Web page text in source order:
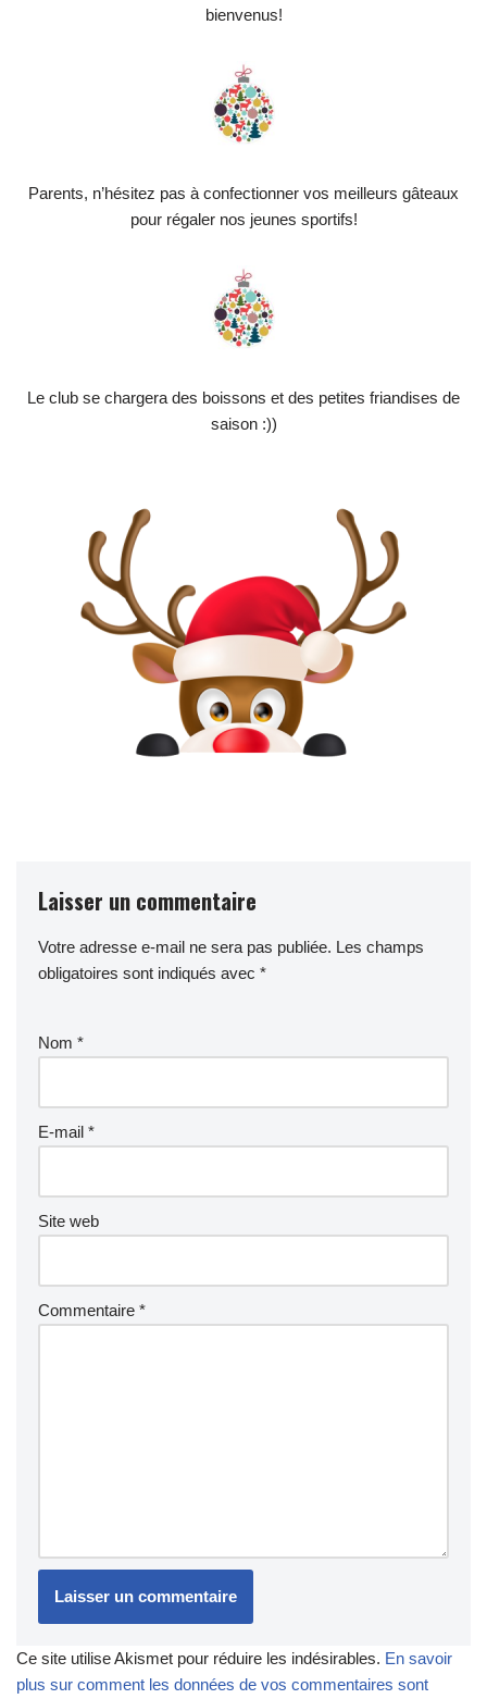
bienvenus!
Parents, n’hésitez pas à confectionner vos meilleurs gâteaux
pour régaler nos jeunes sportifs!
Le club se chargera des boissons et des petites friandises de
saison :))
Laisser un commentaire
Votre adresse e-mail ne sera pas publiée. Les champs
obligatoires sont indiqués avec *
Nom *
E-mail *
Site web
Commentaire *
Ce site utilise Akismet pour réduire les indésirables. En savoir
plus sur comment les données de vos commentaires sont